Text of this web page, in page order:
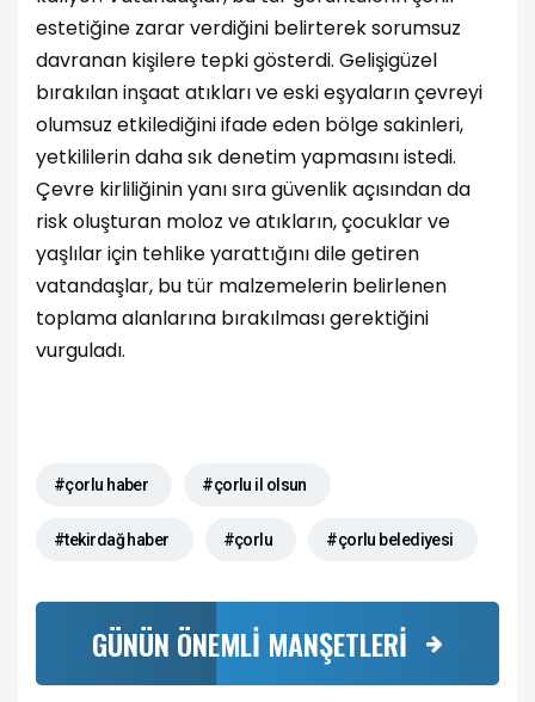
estetiğine zarar verdiğini belirterek sorumsuz
davranan kişilere tepki gösterdi. Gelişigüzel
bırakılan inşaat atıkları ve eski eşyaların çevreyi
olumsuz etkilediğini ifade eden bölge sakinleri,
yetkililerin daha sık denetim yapmasını istedi.
Çevre kirliliğinin yanı sıra güvenlik açısından da
risk oluşturan moloz ve atıkların, çocuklar ve
yaşlılar için tehlike yarattığını dile getiren
vatandaşlar, bu tür malzemelerin belirlenen
toplama alanlarına bırakılması gerektiğini
vurguladı.
#çorlu haber #çorlu il olsun
#tekirdağ haber #çorlu #çorlu belediyesi
GÜNÜN ÖNEMLİ MANŞETLERİ